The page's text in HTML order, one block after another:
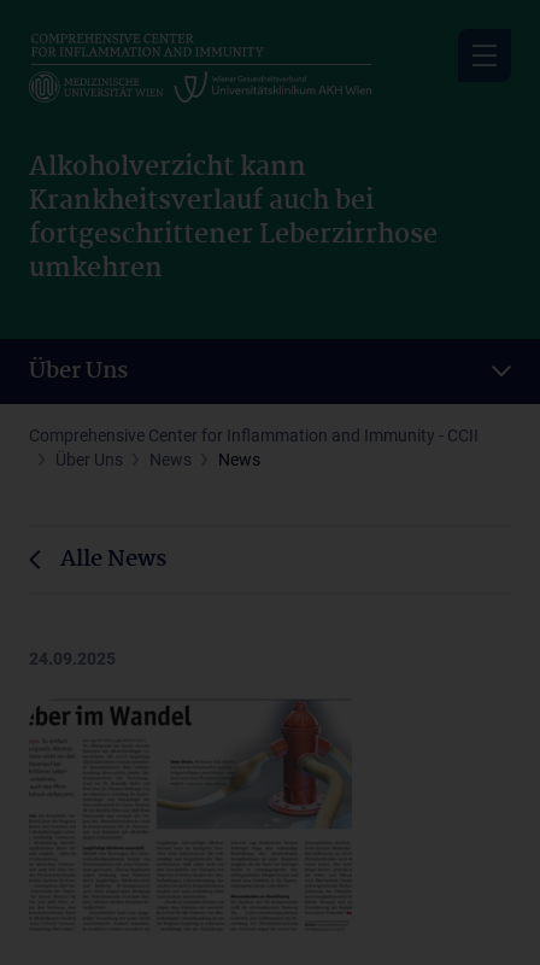
main
content
Alkoholverzicht kann
Krankheitsverlauf auch bei
fortgeschrittener Leberzirrhose
umkehren
Über Uns
Comprehensive Center for Inflammation and Immunity - CCII
Über Uns
News News
Alle News
24.09.2025